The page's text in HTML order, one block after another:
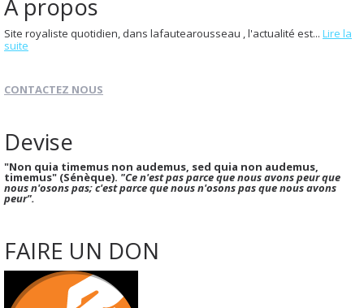
À propos
Site royaliste quotidien, dans lafautearousseau , l'actualité est... Lire la
suite
CONTACTEZ NOUS
Devise
"Non quia timemus non audemus, sed quia non audemus,
timemus" (Sénèque). "Ce n'est pas parce que nous avons peur que
nous n'osons pas; c'est parce que nous n'osons pas que nous avons
peur".
FAIRE UN DON